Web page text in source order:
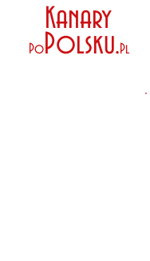
Kanary
PoPolsku.Pl